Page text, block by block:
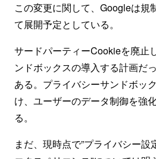
この変更に関して、Googleは規
て展開予定としている。
サードパーティーCookieを廃止
ンドボックスの導入する計画だ
ある。プライバシーサンドボッ
け、ユーザーのデータ制御を強
る。
まだ、現時点で”プライバシー